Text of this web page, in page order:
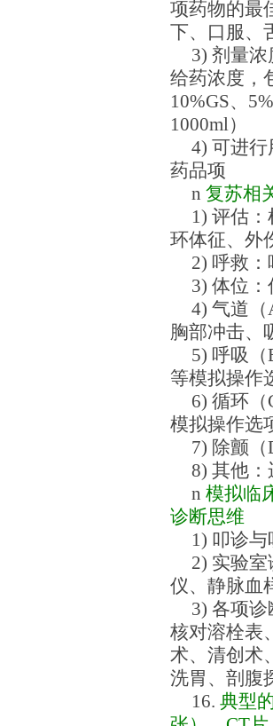
项药物的最
下、口服、
3) 剂量浓
给药浓度，
10%GS、
1000ml）
4) 可进行
药品项
n 复苏相
1) 评估：
环体征、外
2) 呼救：
3) 体位：
4) 气道（
胸部冲击、
5) 呼吸（
等模拟操作
6) 循环（
模拟操作选
7) 除颤（
8) 其他：
n 模拟临
诊断思维
1) 叩诊
2) 实验
仪、静脉血
3) 各项诊
核对溶栓表
术、清创术
洗胃、剖腹
16. 典型